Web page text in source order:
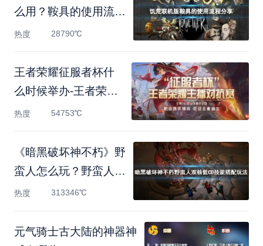
么用？鞍具的使用流程
分
热度 28790℃
王者荣耀征服者杯什
么时候举办-王者荣耀
征服者
热度 54753℃
《暗黑破坏神不朽》野
蛮人怎么玩？野蛮人双
核
热度 313346℃
元气骑士古大陆的神器神